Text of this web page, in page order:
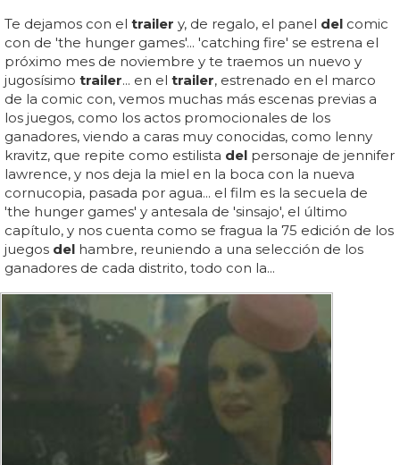
Te dejamos con el trailer y, de regalo, el panel del comic
con de 'the hunger games'... 'catching fire' se estrena el
próximo mes de noviembre y te traemos un nuevo y
jugosísimo trailer... en el trailer, estrenado en el marco
de la comic con, vemos muchas más escenas previas a
los juegos, como los actos promocionales de los
ganadores, viendo a caras muy conocidas, como lenny
kravitz, que repite como estilista del personaje de jennifer
lawrence, y nos deja la miel en la boca con la nueva
cornucopia, pasada por agua... el film es la secuela de
'the hunger games' y antesala de 'sinsajo', el último
capítulo, y nos cuenta como se fragua la 75 edición de los
juegos del hambre, reuniendo a una selección de los
ganadores de cada distrito, todo con la...